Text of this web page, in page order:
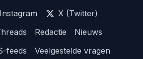
Instagram
X (Twitter)
Redactie
Nieuws
feeds Veelgestelde vragen